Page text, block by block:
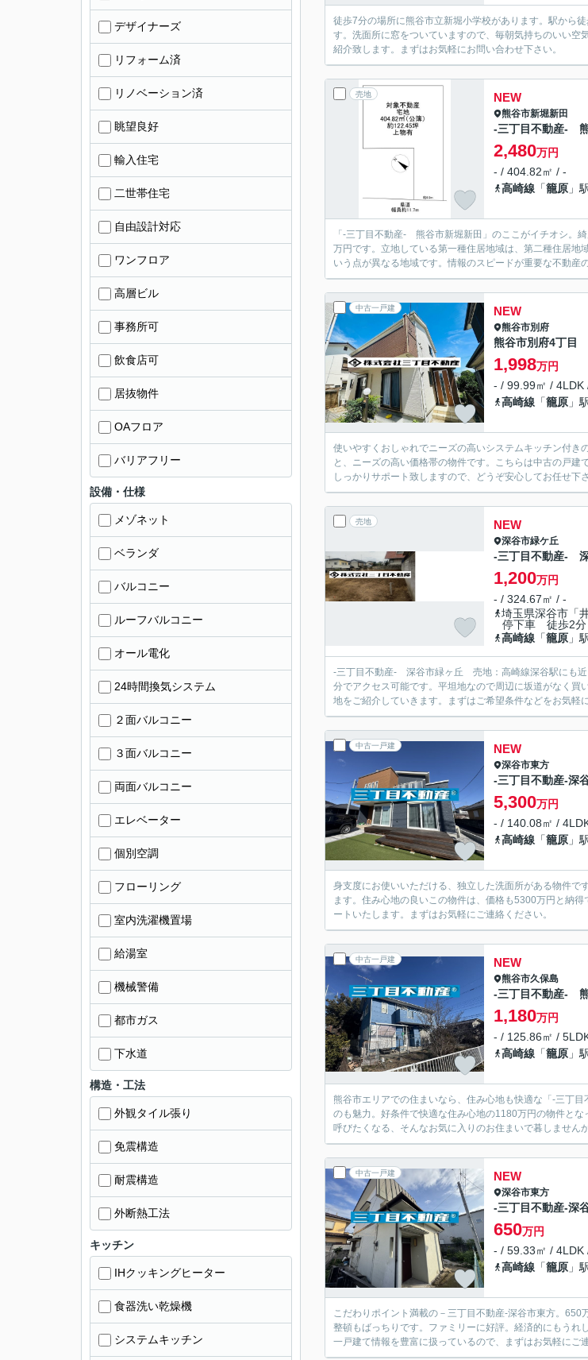
徒歩7分の場所に熊谷市立新堀小学校があります。駅から
す。洗面所に窓をついていますので、毎朝気持ちのいい
紹介致します。まずはお気軽にお問い合わせ下さい。
売地 NEW
熊谷市新堀新田
‐三丁目不動産‐
2,480万円
- / 404.82㎡ / -
高崎線 「籠原 」
「‐三丁目不動産‐ 熊谷市新堀新田」のここがイチオシ。
万円です。立地している第一種住居地域は、第二種住居地
いう点が異なる地域です。情報のスピードが重要な不動
中古一戸建 NEW
熊谷市別府
熊谷市別府4丁目
1,998万円
- / 99.99㎡ / 4LDK
高崎線 「籠原 」
使いやすくおしゃれでニーズの高いシステムキッチン付
と、ニーズの高い価格帯の物件です。こちらは中古の戸
しっかりサポート致しますので、どうぞ安心してお任せ下さ
売地 NEW
深谷市緑ケ丘
‐三丁目不動産-
1,200万円
- / 324.67㎡ / -
埼玉県深谷市「
停下車 徒歩2分
高崎線 「籠原 」
‐三丁目不動産- 深谷市緑ヶ丘 売地：高崎線深谷駅にも近
分でアクセス可能です。平坦地なので周辺に坂道がなく
地をご紹介していきます。まずはご希望条件などをお気軽
中古一戸建 NEW
深谷市東方
-三丁目不動産-深
5,300万円
- / 140.08㎡ /
高崎線 「籠原 」
身支度にお使いいただける、独立した洗面所がある物件で
ます。住み心地の良いこの物件は、価格も5300万円と納
ートいたします。まずはお気軽にご連絡ください。
中古一戸建 NEW
熊谷市久保島
-三丁目不動産-
1,180万円
- / 125.86㎡ /
高崎線 「籠原 」
熊谷市エリアでの住まいなら、住み心地も快適な「-三丁
のも魅力。好条件で快適な住み心地の1180万円の物件と
呼びたくなる、そんなお気に入りのお住まいで暮しませ
中古一戸建 NEW
深谷市東方
-三丁目不動産-深
650万円
- / 59.33㎡ / 4LDK
高崎線 「籠原 」
こだわりポイント満載の－三丁目不動産-深谷市東方。
整頓もばっちりです。ファミリーに好評。経済的にもうれ
一戸建て情報を豊富に扱っているので、まずはお気軽にご
デザイナーズ
リフォーム済
リノベーション済
眺望良好
輸入住宅
二世帯住宅
自由設計対応
ワンフロア
高層ビル
事務所可
飲食店可
居抜物件
OAフロア
バリアフリー
設備・仕様
メゾネット
ベランダ
バルコニー
ルーフバルコニー
オール電化
24時間換気システム
２面バルコニー
３面バルコニー
両面バルコニー
エレベーター
個別空調
フローリング
室内洗濯機置場
給湯室
機械警備
都市ガス
下水道
構造・工法
外観タイル張り
免震構造
耐震構造
外断熱工法
キッチン
IHクッキングヒーター
食器洗い乾燥機
システムキッチン